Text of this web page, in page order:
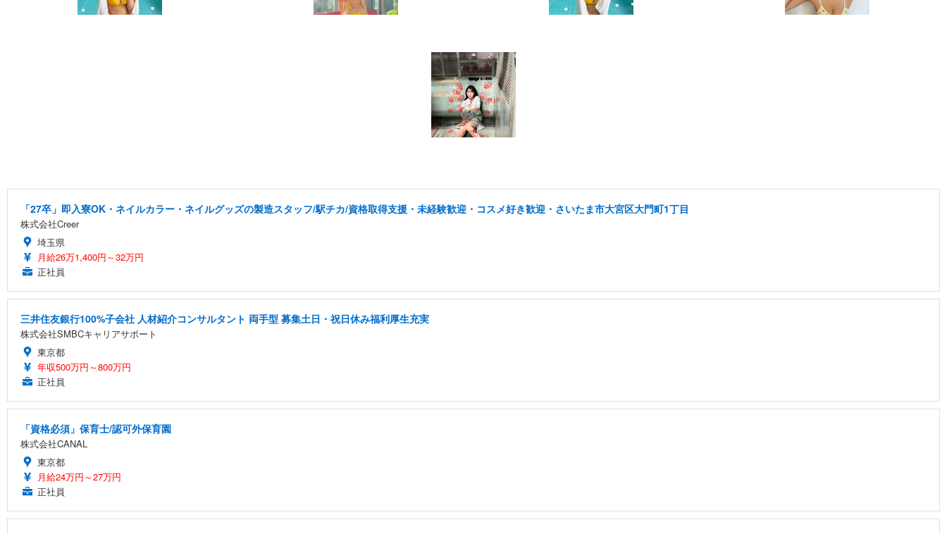
「27卒」即入寮OK・ネイルカラー・ネイルグッズの製造スタッフ/駅チカ/資格取得支援・未経験歓迎・コスメ好き歓迎・さいたま市大宮区大門町1丁目
株式会社Creer
埼玉県
月給26万1,400円～32万円
正社員
三井住友銀行100%子会社 人材紹介コンサルタント 両手型 募集土日・祝日休み福利厚生充実
株式会社SMBCキャリアサポート
東京都
年収500万円～800万円
正社員
「資格必須」保育士/認可外保育園
株式会社CANAL
東京都
月給24万円～27万円
正社員